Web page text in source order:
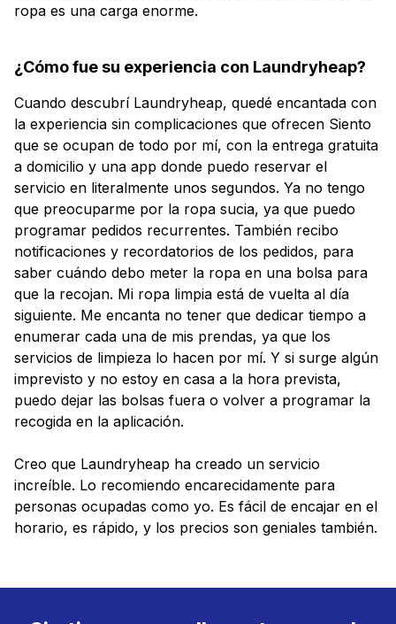
ropa es una carga enorme.
¿Cómo fue su experiencia con Laundryheap?
Cuando descubrí Laundryheap, quedé encantada con
la experiencia sin complicaciones que ofrecen Siento
que se ocupan de todo por mí, con la entrega gratuita
a domicilio y una app donde puedo reservar el
servicio en literalmente unos segundos. Ya no tengo
que preocuparme por la ropa sucia, ya que puedo
programar pedidos recurrentes. También recibo
notificaciones y recordatorios de los pedidos, para
saber cuándo debo meter la ropa en una bolsa para
que la recojan. Mi ropa limpia está de vuelta al día
siguiente. Me encanta no tener que dedicar tiempo a
enumerar cada una de mis prendas, ya que los
servicios de limpieza lo hacen por mí. Y si surge algún
imprevisto y no estoy en casa a la hora prevista,
puedo dejar las bolsas fuera o volver a programar la
recogida en la aplicación.
Creo que Laundryheap ha creado un servicio
increíble. Lo recomiendo encarecidamente para
personas ocupadas como yo. Es fácil de encajar en el
horario, es rápido, y los precios son geniales también.